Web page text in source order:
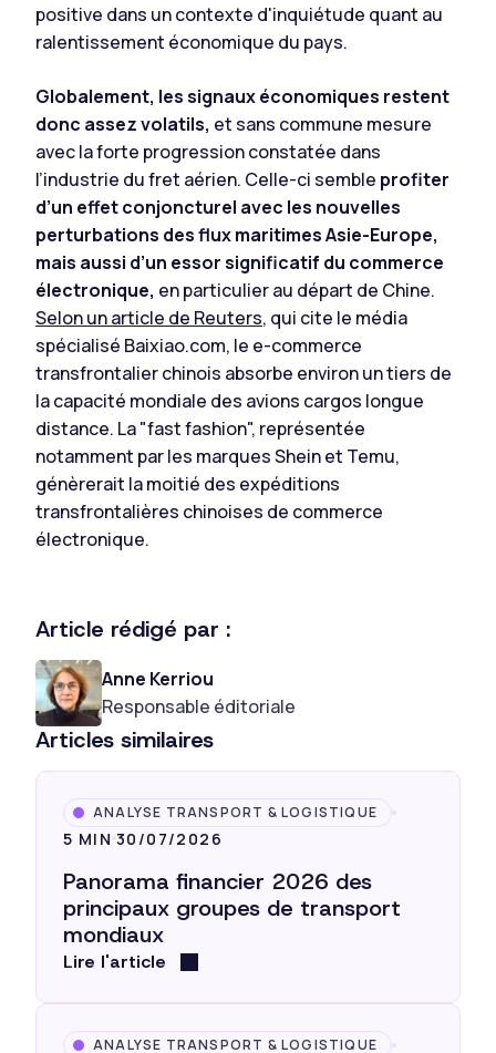
Article rédigé par :
Anne Kerriou
Responsable éditoriale
Articles similaires
ANALYSE TRANSPORT & LOGISTIQUE
5 MIN 30/07/2026
Panorama financier 2026 des
principaux groupes de transport
mondiaux
Lire l'article
ANALYSE TRANSPORT & LOGISTIQUE
positive dans un contexte d'inquiétude quant au
ralentissement économique du pays.
Globalement, les signaux économiques restent
donc assez volatils, et sans commune mesure
avec la forte progression constatée dans
l’industrie du fret aérien. Celle-ci semble profiter
d’un effet conjoncturel avec les nouvelles
perturbations des flux maritimes Asie-Europe,
mais aussi d’un essor significatif du commerce
électronique, en particulier au départ de Chine.
Selon un article de Reuters, qui cite le média
spécialisé Baixiao.com, le e-commerce
transfrontalier chinois absorbe environ un tiers de
la capacité mondiale des avions cargos longue
distance. La "fast fashion", représentée
notamment par les marques Shein et Temu,
génèrerait la moitié des expéditions
transfrontalières chinoises de commerce
électronique.